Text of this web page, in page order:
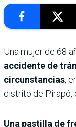
Una mujer de 68
accidente de
circunstancias,
distrito de Pirapó,
Una pastilla de